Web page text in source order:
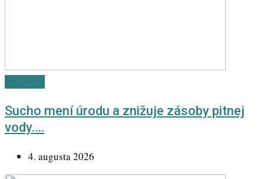
Sucho mení úrodu a znižuje zásoby pitnej
vody.…
4. augusta 2026